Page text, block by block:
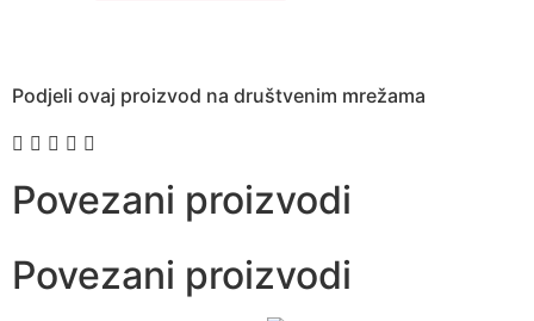
Podjeli ovaj proizvod na društvenim mrežama
Povezani proizvodi
Povezani proizvodi